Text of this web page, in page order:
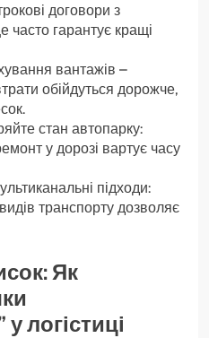
договори з
часто гарантує кращі
вантажів –
обійдуться дорожче,
стан автопарку:
у дорозі вартує часу
підходи:
транспорту дозволяє
Як
логістиці